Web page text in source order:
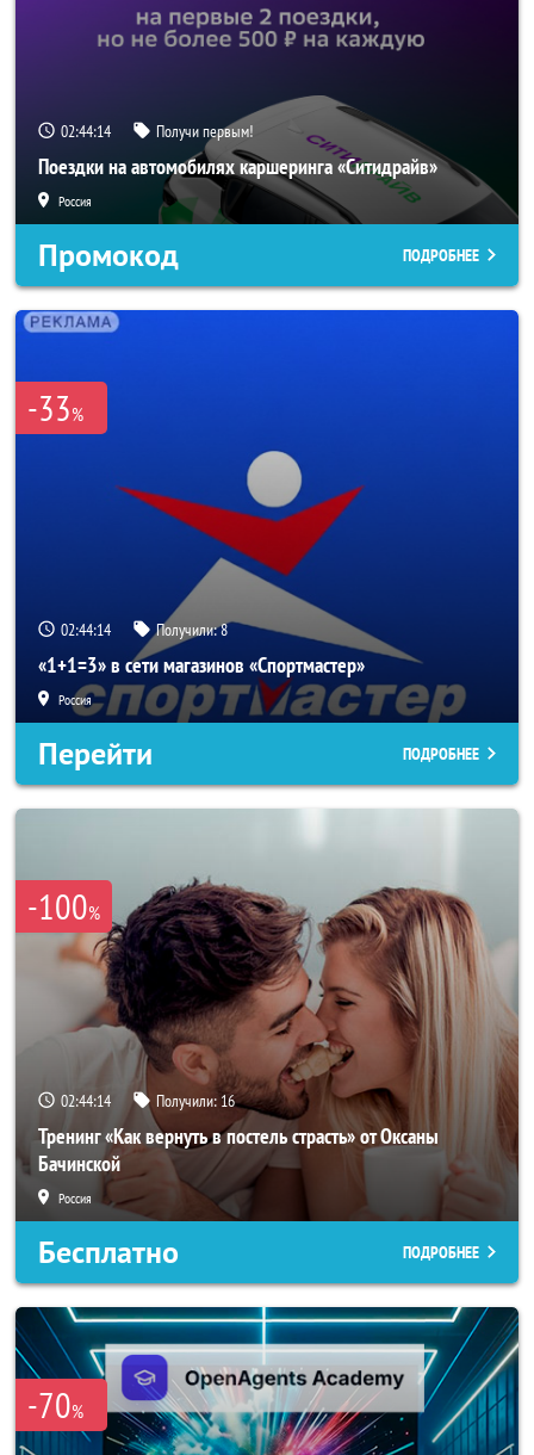
02:44:11 Получи первым!
Поездки на автомобилях каршеринга «Ситидрайв»
Россия
Промокод ПОДРОБНЕЕ
-33%
02:44:11 Получили:8
«1+1=3» в сети магазинов «Спортмастер»
Россия
Перейти ПОДРОБНЕЕ
-100%
02:44:11 Получили: 16
Тренинг «Как вернуть в постель страсть» от Оксаны
Бачинской
Россия
Бесплатно ПОДРОБНЕЕ
-70%